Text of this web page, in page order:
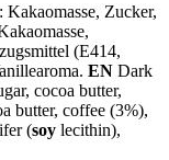
Zucker,
(E414,
EN Dark
cocoa butter,
butter, coffee (3%),
(soy lecithin),